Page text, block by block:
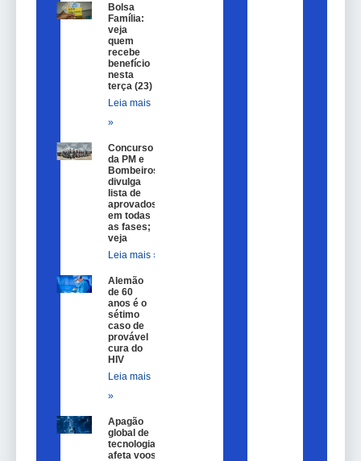
Bolsa
Família:
veja
quem
recebe
benefício
nesta
terça (23)
Leia mais
»
Concurso
da PM e
Bombeiros
divulga
lista de
aprovados
em todas
as fases;
veja
Leia mais »
Alemão
de 60
anos é o
sétimo
caso de
provável
cura do
HIV
Leia mais
»
Apagão
global de
tecnologia
afeta voos,